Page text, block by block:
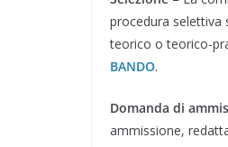
procedura selettiva
teorico o teorico-
BANDO.
Domanda di
ammissione,